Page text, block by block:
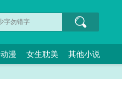
漫 女生耽美 其他小说